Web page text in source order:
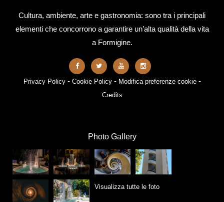
Cultura, ambiente, arte e gastronomia: sono tra i principali
elementi che concorrono a garantire un’alta qualità della vita
a Formigine.
Privacy Policy- Cookie Policy- Modifica preferenze cookie-
Credits
Photo Gallery
Visualizza tutte le foto